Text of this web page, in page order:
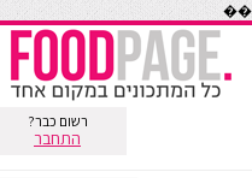
��
רשום כבר?
התחבר